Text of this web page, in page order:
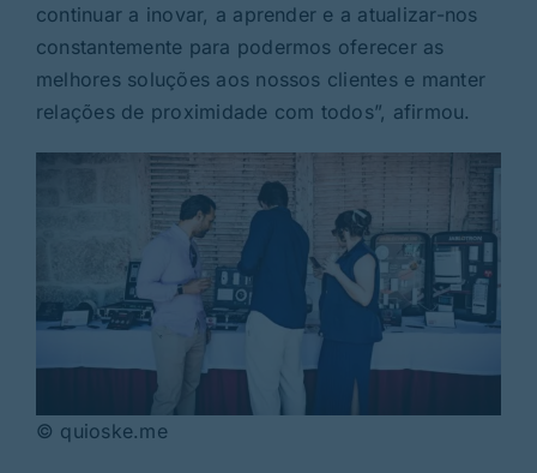
continuar a inovar, a aprender e a atualizar-nos
constantemente para podermos oferecer as
melhores soluções aos nossos clientes e manter
relações de proximidade com todos”, afirmou.
© quioske.me